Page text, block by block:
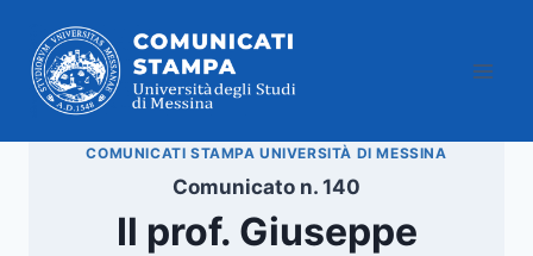
contenuto
COMUNICATI STAMPA UNIVERSITÀ DI MESSINA
Comunicato n. 140
Il prof. Giuseppe